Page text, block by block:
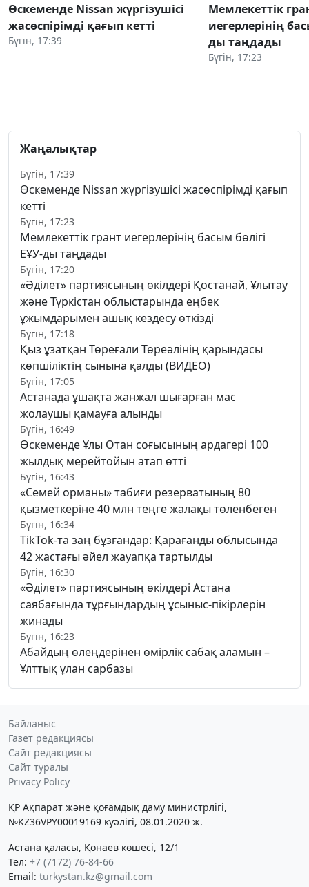
Өскеменде Nissan жүргізушісі
жасөспірімді қағып кетті
Бүгін, 17:39
Мемлекеттік
иегерлерінің
ды таңдады
Бүгін, 17:23
Жаңалықтар
Бүгін, 17:39
Өскеменде Nissan жүргізушісі жасөспірімді қағып
кетті
Бүгін, 17:23
Мемлекеттік грант иегерлерінің басым бөлігі
ЕҰУ-ды таңдады
Бүгін, 17:20
«Әділет» партиясының өкілдері Қостанай, Ұлытау
және Түркістан облыстарында еңбек
ұжымдарымен ашық кездесу өткізді
Бүгін, 17:18
Қыз ұзатқан Төреғали Төреәлінің қарындасы
көпшіліктің сынына қалды (ВИДЕО)
Бүгін, 17:05
Астанада ұшақта жанжал шығарған мас
жолаушы қамауға алынды
Бүгін, 16:49
Өскеменде Ұлы Отан соғысының ардагері 100
жылдық мерейтойын атап өтті
Бүгін, 16:43
«Семей орманы» табиғи резерватының 80
қызметкеріне 40 млн теңге жалақы төленбеген
Бүгін, 16:34
TikTok-та заң бұзғандар: Қарағанды облысында
42 жастағы әйел жауапқа тартылды
Бүгін, 16:30
«Әділет» партиясының өкілдері Астана
саябағында тұрғындардың ұсыныс-пікірлерін
жинады
Бүгін, 16:23
Абайдың өлеңдерінен өмірлік сабақ аламын –
Ұлттық ұлан сарбазы
Байланыс
Газет редакциясы
Сайт редакциясы
Сайт туралы
Privacy Policy
ҚР Ақпарат және қоғамдық даму министрлігі,
№KZ36VPY00019169 куәлігі, 08.01.2020 ж.
Астана қаласы, Қонаев көшесі, 12/1
Тел: +7 (7172) 76-84-66
Email: turkystan.kz@gmail.com